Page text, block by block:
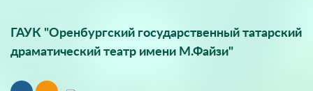
ГАУК "Оренбургский государственный татарский
драматический театр имени М.Файзи"